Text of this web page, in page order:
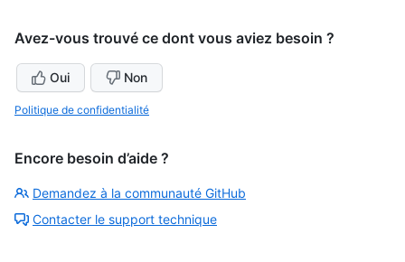
Avez-vous trouvé ce dont vous aviez besoin ?
Oui Non
Politique de confidentialité
Encore besoin d’aide ?
Demandez à la communauté GitHub
Contacter le support technique